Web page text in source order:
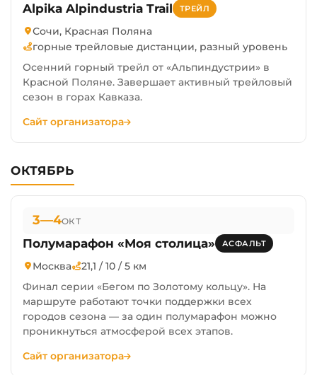
Alpika Alpindustria Trail ТРЕЙЛ
Сочи, Красная Поляна
горные трейловые дистанции, разный уровень
Осенний горный трейл от «Альпиндустрии» в
Красной Поляне. Завершает активный трейловый
сезон в горах Кавказа.
Сайт организатора
ОКТЯБРЬ
3—4ОКТ
Полумарафон «Моя столица» АСФАЛЬТ
Москва 21,1 / 10 / 5 км
Финал серии «Бегом по Золотому кольцу». На
маршруте работают точки поддержки всех
городов сезона — за один полумарафон можно
проникнуться атмосферой всех этапов.
Сайт организатора